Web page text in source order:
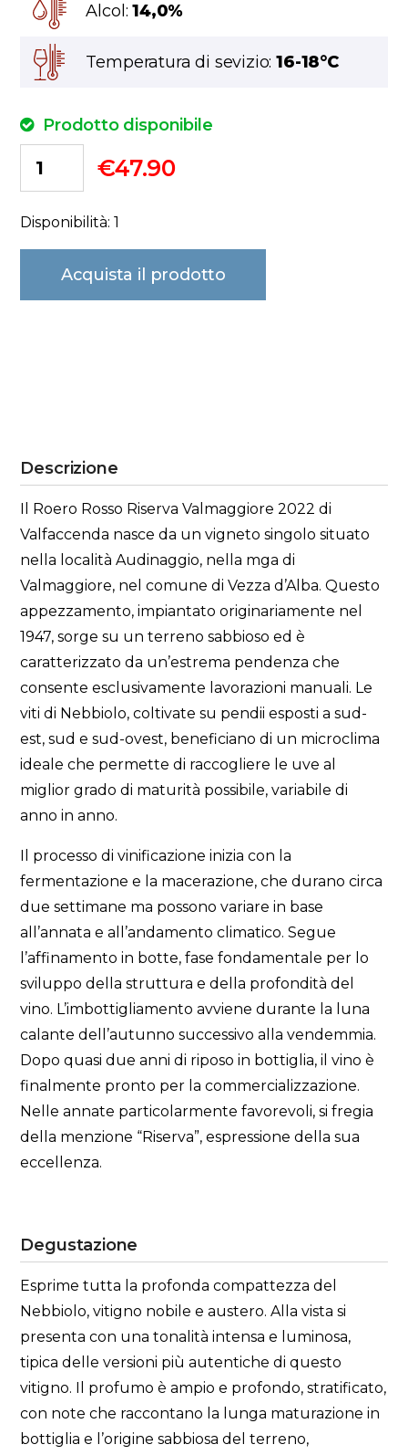
Alcol:14,0%
Temperatura di sevizio:16-18°C
Prodotto disponibile
€47.90
Disponibilità: 1
Acquista il prodotto
Descrizione
Il Roero Rosso Riserva Valmaggiore 2022 di
Valfaccenda nasce da un vigneto singolo situato
nella località Audinaggio, nella mga di
Valmaggiore, nel comune di Vezza d’Alba. Questo
appezzamento, impiantato originariamente nel
1947, sorge su un terreno sabbioso ed è
caratterizzato da un’estrema pendenza che
consente esclusivamente lavorazioni manuali. Le
viti di Nebbiolo, coltivate su pendii esposti a sud-
est, sud e sud-ovest, beneficiano di un microclima
ideale che permette di raccogliere le uve al
miglior grado di maturità possibile, variabile di
anno in anno.
Il processo di vinificazione inizia con la
fermentazione e la macerazione, che durano circa
due settimane ma possono variare in base
all’annata e all’andamento climatico. Segue
l’affinamento in botte, fase fondamentale per lo
sviluppo della struttura e della profondità del
vino. L’imbottigliamento avviene durante la luna
calante dell’autunno successivo alla vendemmia.
Dopo quasi due anni di riposo in bottiglia, il vino è
finalmente pronto per la commercializzazione.
Nelle annate particolarmente favorevoli, si fregia
della menzione “Riserva”, espressione della sua
eccellenza.
Degustazione
Esprime tutta la profonda compattezza del
Nebbiolo, vitigno nobile e austero. Alla vista si
presenta con una tonalità intensa e luminosa,
tipica delle versioni più autentiche di questo
vitigno. Il profumo è ampio e profondo, stratificato,
con note che raccontano la lunga maturazione in
bottiglia e l’origine sabbiosa del terreno,